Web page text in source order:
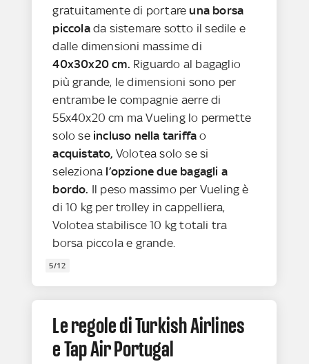
gratuitamente di portareuna borsa
piccolada sistemare sotto il sedile e
dalle dimensioni massime di
40x30x20 cm. Riguardo al bagaglio
più grande, le dimensioni sono per
entrambe le compagnie aerre di
55x40x20 cm ma Vueling lo permette
solo seincluso nella tariffa o
acquistato, Volotea solo se si
seleziona l’opzione due bagagli a
bordo. Il peso massimo per Vueling è
di 10 kg per trolley in cappelliera,
Volotea stabilisce 10 kg totali tra
borsa piccola e grande.
5/12
Le regole di Turkish Airlines
e Tap Air Portugal